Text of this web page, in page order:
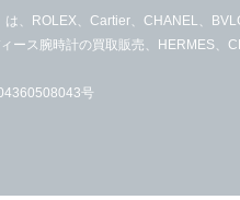
は、ROLEX、Cartier、CHANEL、
ース腕時計の買取販売、HERMES、
号